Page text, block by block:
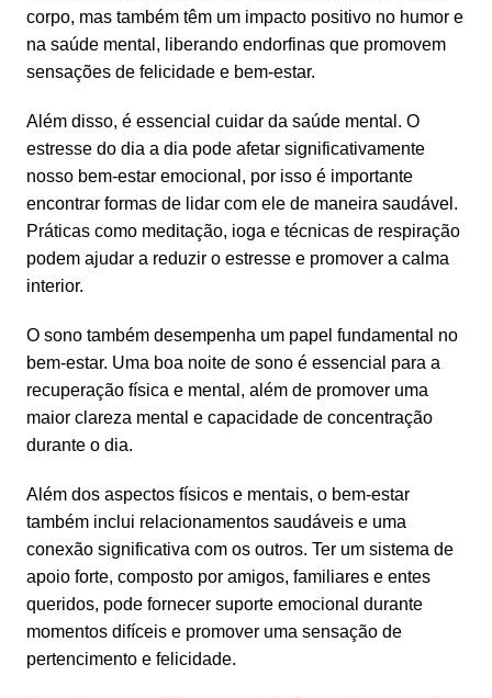
corpo, mas também têm um impacto positivo no humor e
na saúde mental, liberando endorfinas que promovem
sensações de felicidade e bem-estar.
Além disso, é essencial cuidar da saúde mental. O
estresse do dia a dia pode afetar significativamente
nosso bem-estar emocional, por isso é importante
encontrar formas de lidar com ele de maneira saudável.
Práticas como meditação, ioga e técnicas de respiração
podem ajudar a reduzir o estresse e promover a calma
interior.
O sono também desempenha um papel fundamental no
bem-estar. Uma boa noite de sono é essencial para a
recuperação física e mental, além de promover uma
maior clareza mental e capacidade de concentração
durante o dia.
Além dos aspectos físicos e mentais, o bem-estar
também inclui relacionamentos saudáveis e uma
conexão significativa com os outros. Ter um sistema de
apoio forte, composto por amigos, familiares e entes
queridos, pode fornecersuporte emocional durante
momentos difíceis e promover uma sensação de
pertencimento e felicidade.